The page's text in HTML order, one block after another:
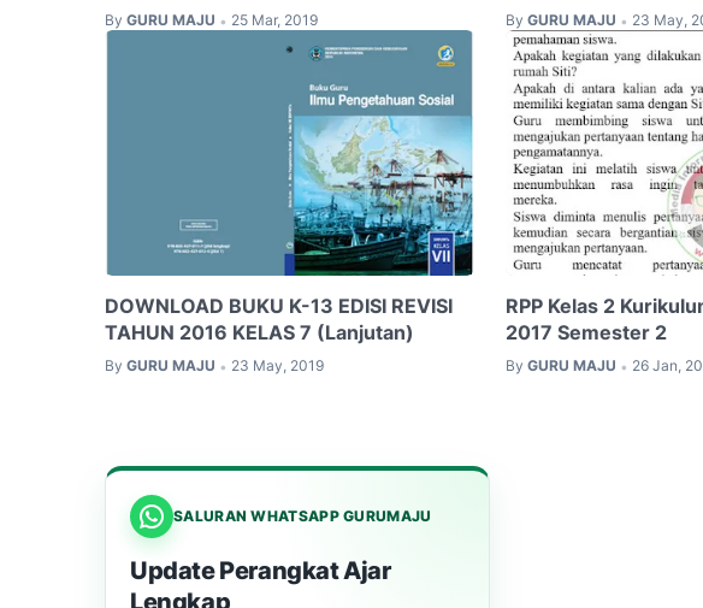
By GURU MAJU • 25 Mar, 2019 By GURU MAJU • 23 May,
DOWNLOAD BUKU K-13 EDISI REVISI
TAHUN 2016 KELAS 7 (Lanjutan)
By GURU MAJU • 23 May, 2019
RPP Kelas 2
2017 Semester 2
By GURU MAJU • 26 Jan,
SALURAN WHATSAPP GURUMAJU
Update Perangkat Ajar
Lengkap